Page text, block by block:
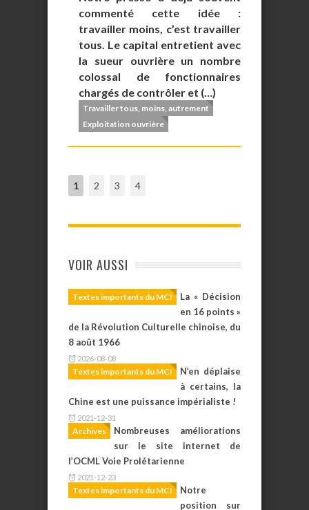
commenté cette idée :
travailler moins, c’est travailler
tous. Le capital entretient avec
la sueur ouvrière un nombre
colossal de fonctionnaires
chargés de contrôler et (…)
Travailler tous, moins, autrement
Exploitation ouvrière
1 2 3 4
VOIR AUSSI
Textes importants du MCI
La « Décision
en 16 points »
de la Révolution Culturelle chinoise, du
8 août 1966
2026-08-08
Textes importants du MCI
N’en déplaise
à certains, la
Chine est une puissance impérialiste !
2021-12-31
Archives
Nombreuses améliorations
sur le site internet de
l’OCML Voie Prolétarienne
2021-12-23
Textes importants du MCI
Notre
position sur